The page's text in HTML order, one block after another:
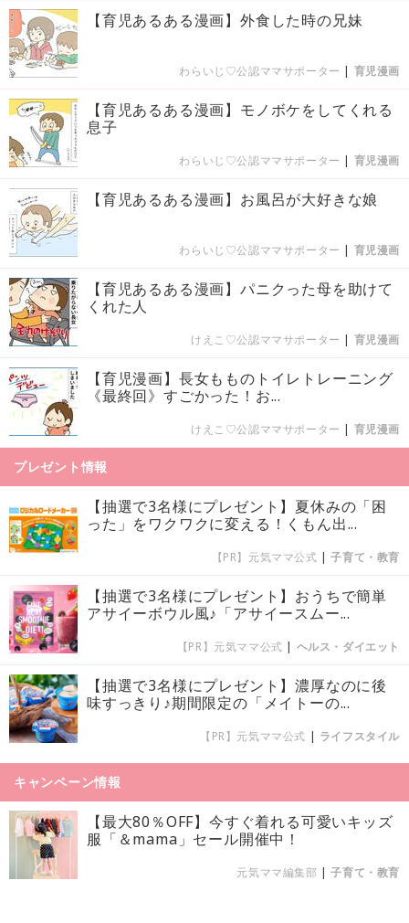
【育児あるある漫画】外食した時の兄妹
わらいじ♡公認ママサポーター | 育児漫画
【育児あるある漫画】モノボケをしてくれる
息子
わらいじ♡公認ママサポーター | 育児漫画
【育児あるある漫画】お風呂が大好きな娘
わらいじ♡公認ママサポーター | 育児漫画
【育児あるある漫画】パニクった母を助けて
くれた人
けえこ♡公認ママサポーター | 育児漫画
【育児漫画】長女もものトイレトレーニング
《最終回》すごかった！お...
けえこ♡公認ママサポーター | 育児漫画
プレゼント情報
【抽選で3名様にプレゼント】夏休みの「困
った」をワクワクに変える！くもん出...
【PR】元気ママ公式 |子育て・教育
【抽選で3名様にプレゼント】おうちで簡単
アサイーボウル風♪「アサイースムー...
【PR】元気ママ公式 | ヘルス・ダイエット
【抽選で3名様にプレゼント】濃厚なのに後
味すっきり♪期間限定の「メイトーの...
【PR】元気ママ公式 | ライフスタイル
キャンペーン情報
【最大80％OFF】今すぐ着れる可愛いキッズ
服「＆mama」セール開催中！
元気ママ編集部 |子育て・教育